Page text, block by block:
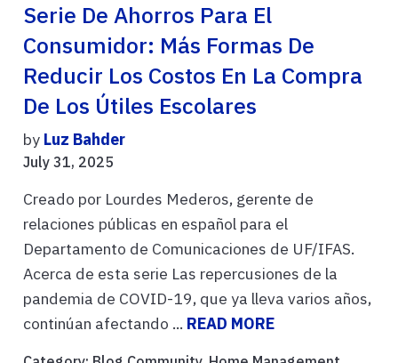
Serie De Ahorros Para El
Consumidor: Más Formas De
Reducir Los Costos En La Compra
De Los Útiles Escolares
by Luz Bahder
July 31, 2025
Creado por Lourdes Mederos, gerente de
relaciones públicas en español para el
Departamento de Comunicaciones de UF/IFAS.
Acerca de esta serie Las repercusiones de la
pandemia de COVID-19, que ya lleva varios años,
continúan afectando ... READ MORE